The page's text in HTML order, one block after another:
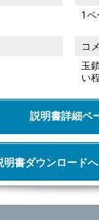
1ペ
コ
玉
い
説明書詳細ペ
明書ダウンロードへ